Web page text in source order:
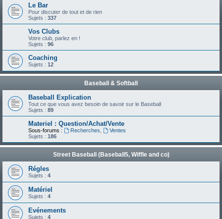
Le Bar
Pour discuter de tout et de rien
Sujets : 337
Vos Clubs
Votre club, parlez en !
Sujets : 96
Coaching
Sujets : 12
Baseball & Softball
Baseball Explication
Tout ce que vous avez besoin de savoir sur le Baseball
Sujets : 89
Materiel : Question/Achat/Vente
Sous-forums : Recherches
Ventes
Sujets : 186
Street Baseball (Baseball5, Wiffle and co)
Régles
Sujets : 4
Matériel
Sujets : 4
Evénements
Sujets : 4